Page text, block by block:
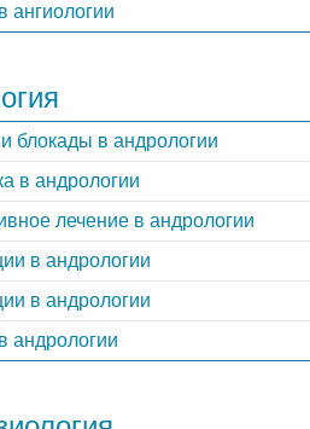
ангиологии
блокады в андрологии
в андрологии
лечение в андрологии
в андрологии
в андрологии
андрологии